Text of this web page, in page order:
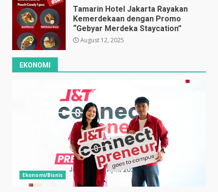
Tamarin Hotel Jakarta Rayakan
Kemerdekaan dengan Promo
“Gebyar Merdeka Staycation”
August 12, 2025
EKONOMI
Ekonomi/Bisnis